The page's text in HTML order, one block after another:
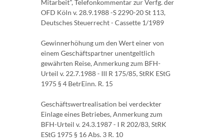
Mitarbeit", Telefonkommentar zur Verfg. der
OFD Köln v. 28.9.1988 -S 2290-20 St 113,
Deutsches Steuerrecht - Cassette 1/1989
Gewinnerhöhung um den Wert einer von
einem Geschäftspartner unentgeltlich
gewährten Reise, Anmerkung zum BFH-
Urteil v. 22.7.1988 - III R 175/85, StRK EStG
1975 § 4 BetrEinn. R. 15
Geschäftswertrealisation bei verdeckter
Einlage eines Betriebes, Anmerkung zum
BFH-Urteil v. 24.3.1987 - I R 202/83, StRK
EStG 1975 § 16 Abs. 3 R. 10